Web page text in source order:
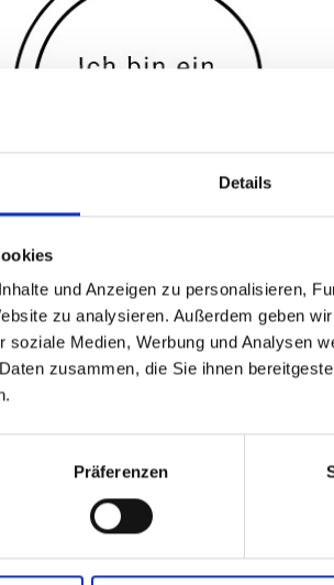
Details
und Anzeigen zu personalisieren,
zu analysieren. Außerdem geben
soziale Medien, Werbung und Analysen
zusammen, die Sie ihnen
Präferenzen